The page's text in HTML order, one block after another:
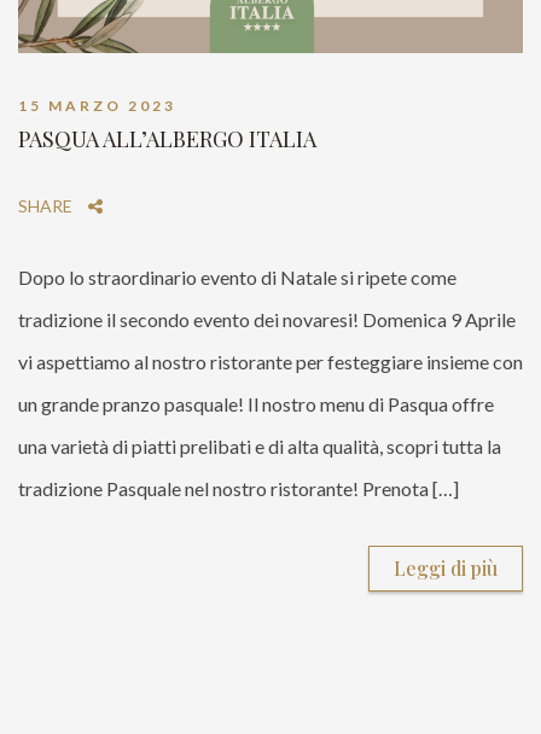
15 MARZO 2023
PASQUA ALL’ALBERGO ITALIA
SHARE
Dopo lo straordinario evento di Natale si ripete come
tradizione il secondo evento dei novaresi! Domenica 9 Aprile
vi aspettiamo al nostro ristorante per festeggiare insieme con
un grande pranzo pasquale! Il nostro menu di Pasqua offre
una varietà di piatti prelibati e di alta qualità, scopri tutta la
tradizione Pasquale nel nostro ristorante! Prenota […]
Leggi di più